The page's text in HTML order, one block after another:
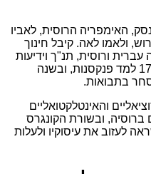
האימפריה הרוסית, לאביו
ולאמו לאה. קיבל חינוך
ורוסית, תנ"ך וידיעות
כלליות בעזרת מורים פרטיים. בגיל 17 למד פנקסנות, ובשנה
בתבואות.
והאינטלקטואליים
ברוסיה, ובשורת הקונגרס
עוררה בו השראה לעזוב את עיסוקיו ולעלות